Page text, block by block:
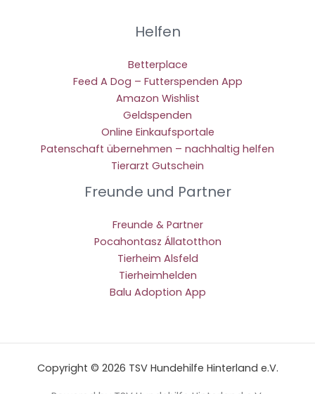
Helfen
Betterplace
Feed A Dog – Futterspenden App
Amazon Wishlist
Geldspenden
Online Einkaufsportale
Patenschaft übernehmen – nachhaltig helfen
Tierarzt Gutschein
Freunde und Partner
Freunde & Partner
Pocahontasz Állatotthon
Tierheim Alsfeld
Tierheimhelden
Balu Adoption App
Copyright © 2026 TSV Hundehilfe Hinterland e.V.